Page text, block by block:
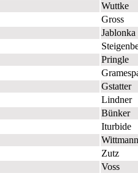
Wuttke
Gross
Jablonka
Pringle
Gstatter
Lindner
Bünker
Iturbide
Wittmann
Zutz
Voss